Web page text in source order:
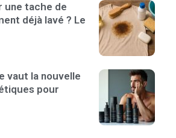
une tache de
déjà lavé ? Le
vaut la nouvelle
pour